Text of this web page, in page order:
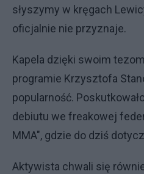
słyszymy w kręgach
oficjalnie nie przyznaje.
Kapela dzięki swoim
programie Krzysztofa
popularność.
debiutu we freakowej
MMA", gdzie do dziś
Aktywista chwali się